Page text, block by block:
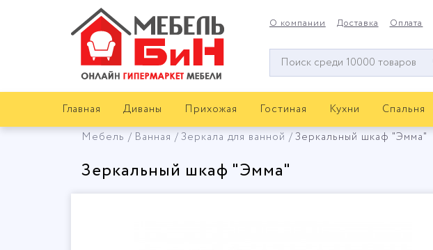
О компании Доставка Оплата
Окно
поиска
Главная Диваны Прихожая Гостиная Кухни Спальня
Мебель
Ванная Зеркала для ванной Зеркальный шкаф "Эмма"
Зеркальный шкаф "Эмма"